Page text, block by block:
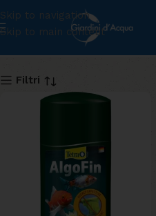
Skip to navigation
Skip to main content
vasche
Filtri